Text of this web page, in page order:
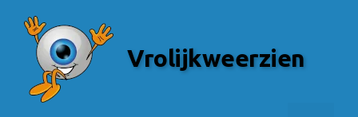
content
Vrolijkweerzien